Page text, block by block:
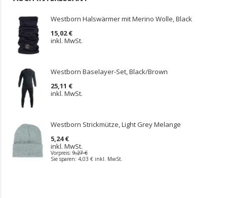
Westborn Halswärmer mit Merino Wolle, Black
15,02 €
inkl. MwSt.
Westborn Baselayer-Set, Black/Brown
25,11 €
inkl. MwSt.
Westborn Strickmütze, Light Grey Melange
5,24 €
inkl. MwSt.
Vorpreis: 9,27 €
Sie sparen: 4,03 € inkl. MwSt.